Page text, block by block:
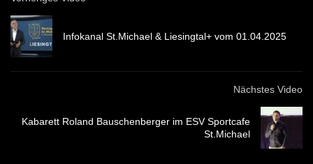
Infokanal St.Michael & Liesingtal+ vom 01.04.2025
Nächstes Video
Kabarett Roland Bauschenberger im ESV Sportcafe
St.Michael